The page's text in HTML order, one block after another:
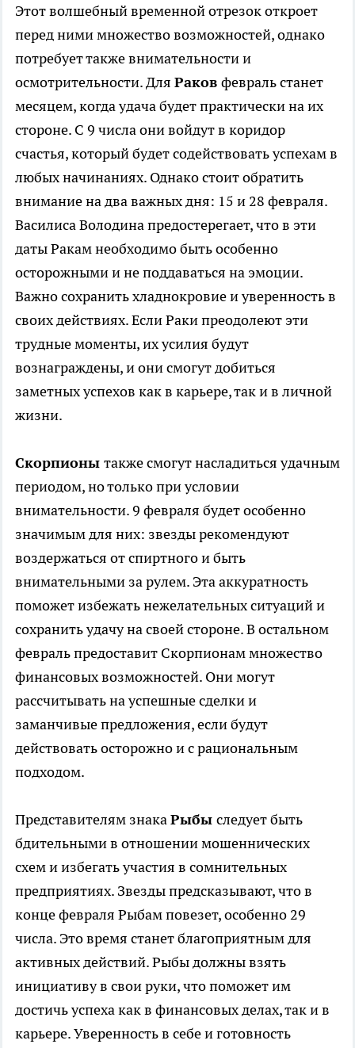
Этот волшебный временной отрезок откроет
перед ними множество возможностей, однако
потребует также внимательности и
осмотрительности. Для Раков февраль станет
месяцем, когда удача будет практически на их
стороне. С 9 числа они войдут в коридор
счастья, который будет содействовать успехам в
любых начинаниях. Однако стоит обратить
внимание на два важных дня: 15 и 28 февраля.
Василиса Володина предостерегает, что в эти
даты Ракам необходимо быть особенно
осторожными и не поддаваться на эмоции.
Важно сохранить хладнокровие и уверенность в
своих действиях. Если Раки преодолеют эти
трудные моменты, их усилия будут
вознаграждены, и они смогут добиться
заметных успехов как в карьере, так и в личной
жизни.
Скорпионы также смогут насладиться удачным
периодом, но только при условии
внимательности. 9 февраля будет особенно
значимым для них: звезды рекомендуют
воздержаться от спиртного и быть
внимательными за рулем. Эта аккуратность
поможет избежать нежелательных ситуаций и
сохранить удачу на своей стороне. В остальном
февраль предоставит Скорпионам множество
финансовых возможностей. Они могут
рассчитывать на успешные сделки и
заманчивые предложения, если будут
действовать осторожно и с рациональным
подходом.
Представителям знакаРыбы следует быть
бдительными в отношении мошеннических
схем и избегать участия в сомнительных
предприятиях. Звезды предсказывают, что в
конце февраля Рыбам повезет, особенно 29
числа. Это время станет благоприятным для
активных действий. Рыбы должны взять
инициативу в свои руки, что поможет им
достичь успеха как в финансовых делах, так и в
карьере. Уверенность в себе и готовность